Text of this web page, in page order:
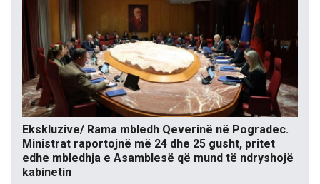
Ekskluzive/ Rama mbledh Qeverinë në Pogradec.
Ministrat raportojnë më 24 dhe 25 gusht, pritet
edhe mbledhja e Asamblesë që mund të ndryshojë
kabinetin